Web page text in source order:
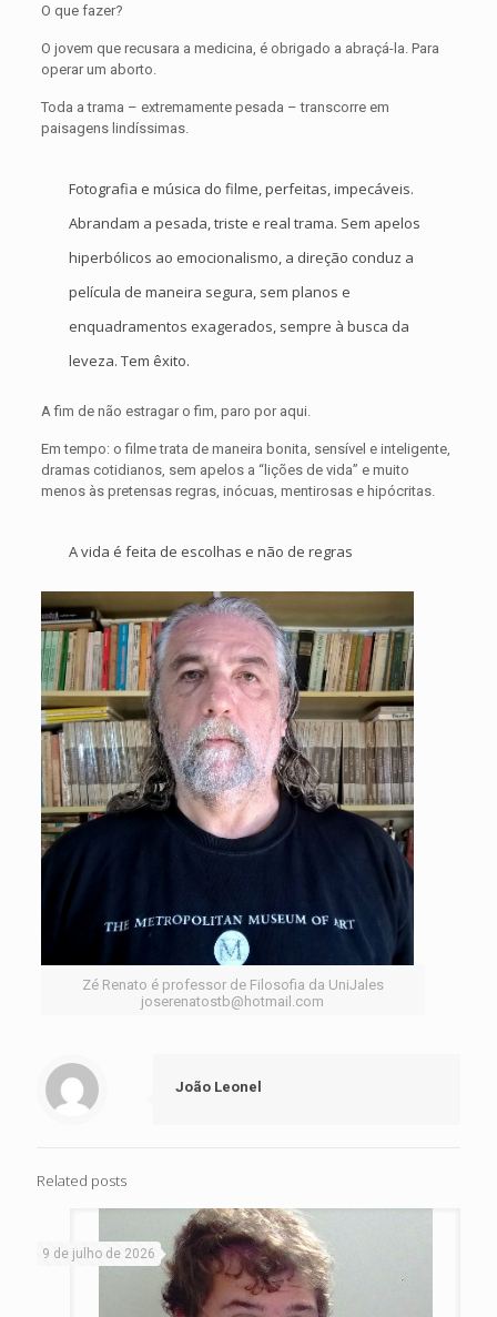
O que fazer?
O jovem que recusara a medicina, é obrigado a abraçá-la. Para
operar um aborto.
Toda a trama – extremamente pesada – transcorre em
paisagens lindíssimas.
Fotografia e música do filme, perfeitas, impecáveis.
Abrandam a pesada, triste e real trama. Sem apelos
hiperbólicos ao emocionalismo, a direção conduz a
película de maneira segura, sem planos e
enquadramentos exagerados, sempre à busca da
leveza. Tem êxito.
A fim de não estragar o fim, paro por aqui.
Em tempo: o filme trata de maneira bonita, sensível e inteligente,
dramas cotidianos, sem apelos a “lições de vida” e muito
menos às pretensas regras, inócuas, mentirosas e hipócritas.
A vida é feita de escolhas e não de regras
Zé Renato é professor de Filosofia da UniJales
joserenatostb@hotmail.com
João Leonel
Related posts
9 de julho de 2026